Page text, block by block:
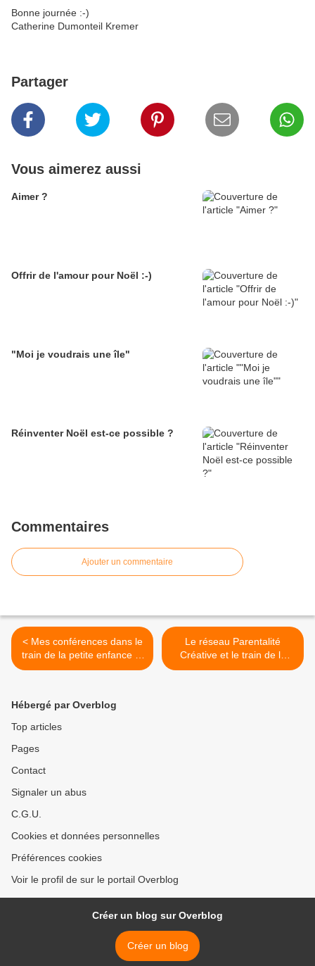
Bonne journée :-)
Catherine Dumonteil Kremer
Partager
Vous aimerez aussi
Aimer ?
Offrir de l'amour pour Noël :-)
"Moi je voudrais une île"
Réinventer Noël est-ce possible ?
Commentaires
Ajouter un commentaire
< Mes conférences dans le
train de la petite enfance et
de la parentalité
Le réseau Parentalité
Créative et le train de la
petite enfance :-) >
Hébergé par Overblog
Top articles
Pages
Contact
Signaler un abus
C.G.U.
Cookies et données personnelles
Préférences cookies
Voir le profil de sur le portail Overblog
Créer un blog sur Overblog
Créer un blog